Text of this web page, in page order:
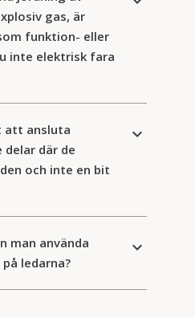
gas, är
funktion- eller
inte elektrisk fara
att ansluta
delar där de
keyboard_arrow_down
man använda
ledarna?
keyboard_arrow_down